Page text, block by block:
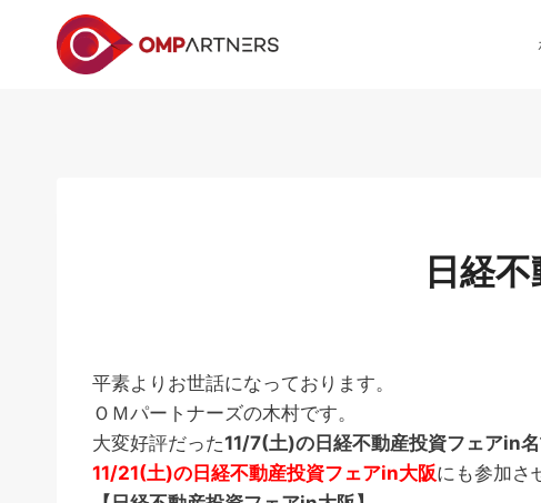
日経
平素よりお世話になっております。
ＯＭパートナーズの木村です。
大変好評だった11/7(土)の日経不動産投資フェアin
11/21(土)の日経不動産投資フェアin大阪にも参加さ